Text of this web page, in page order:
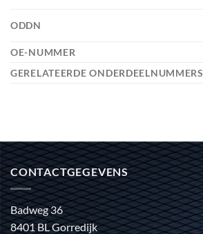
ODDN
OE-NUMMER
GERELATEERDE ONDERDEELNUMMERS
CONTACTGEGEVENS
Badweg 36
8401 BL Gorredijk